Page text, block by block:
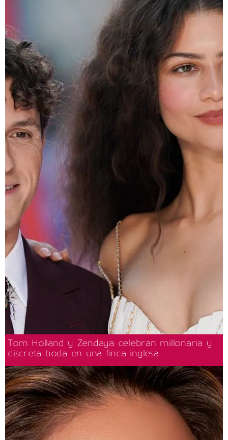
Tom Holland y Zendaya celebran millonaria y
discreta boda en una finca inglesa